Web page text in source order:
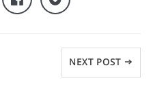
NEXT POST →